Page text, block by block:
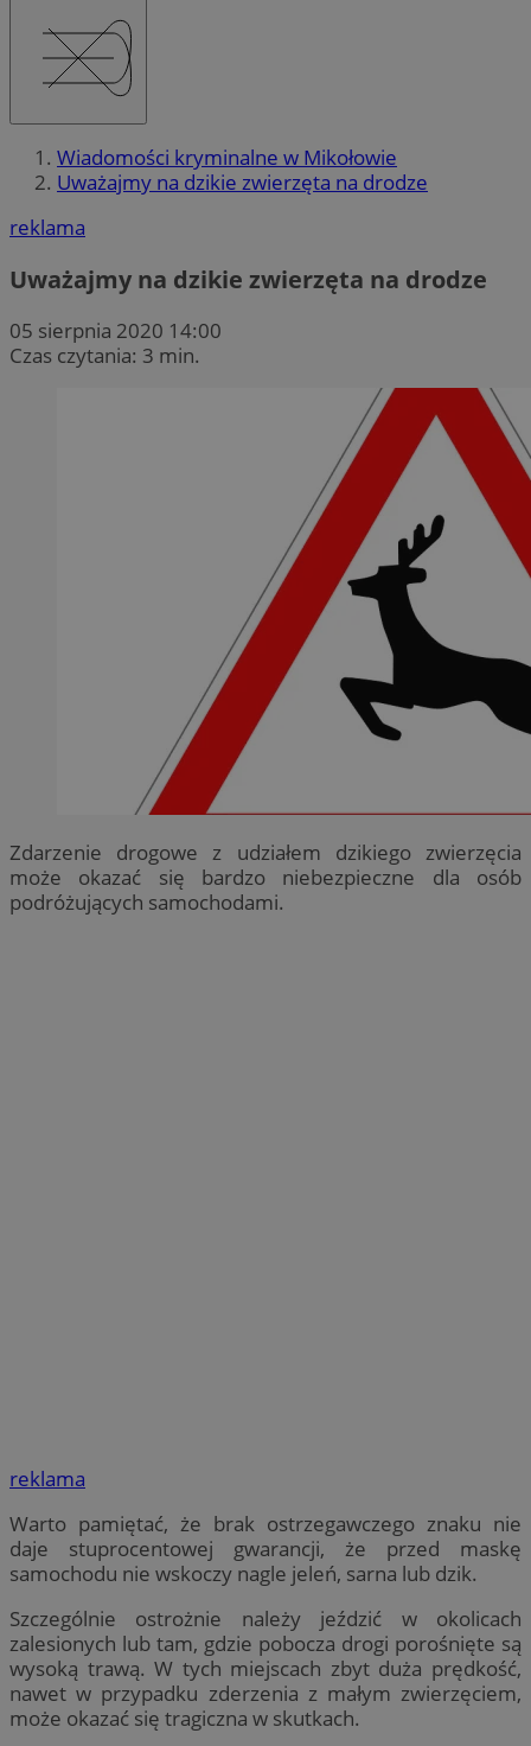
Wiadomości kryminalne w Mikołowie
Uważajmy na dzikie zwierzęta na drodze
reklama
Uważajmy na dzikie zwierzęta na drodze
05 sierpnia 2020 14:00
Czas czytania: 3 min.
Zdarzenie drogowe z udziałem dzikiego zwierzęcia
może okazać się bardzo niebezpieczne dla osób
podróżujących samochodami.
reklama
Warto pamiętać, że brak ostrzegawczego znaku nie
daje stuprocentowej gwarancji, że przed maskę
samochodu nie wskoczy nagle jeleń, sarna lub dzik.
Szczególnie ostrożnie należy jeździć w okolicach
zalesionych lub tam, gdzie pobocza drogi porośnięte są
wysoką trawą. W tych miejscach zbyt duża prędkość,
nawet w przypadku zderzenia z małym zwierzęciem,
może okazać się tragiczna w skutkach.